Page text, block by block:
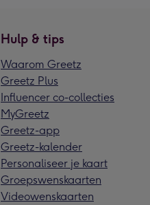
Hulp & tips
Waarom Greetz
Greetz Plus
Influencer co-collecties
MyGreetz
Greetz-app
Greetz-kalender
Personaliseer je kaart
Groepswenskaarten
Videowenskaarten